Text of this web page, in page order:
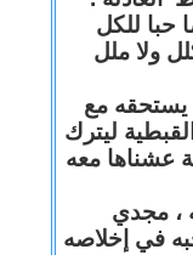
حبا للكل
ولا ملل
يستحقه مع
ليترك
عشناها معه
، مجدي
في إخلاصه